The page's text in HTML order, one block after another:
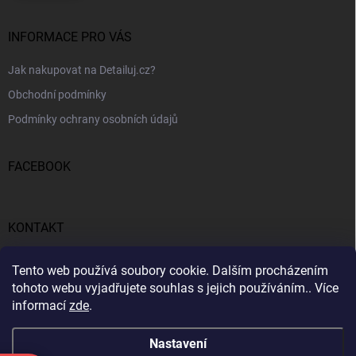
Tento web používá soubory cookie. Dalším procházením
tohoto webu vyjadřujete souhlas s jejich používáním.. Více
informací zde.
Nastavení
INFORMACE PRO VÁS
Jak nakupovat na Detailuj.cz?
Obchodní podmínky
Podmínky ochrany osobních údajů
FACEBOOK
KONTAKT
gunar detailuj.cz
770192683